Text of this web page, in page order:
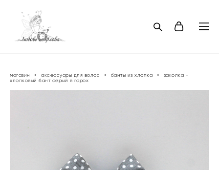
магазин > аксессуары для волос > банты из хлопка >
заколка -
хлопковый бант серый в горох